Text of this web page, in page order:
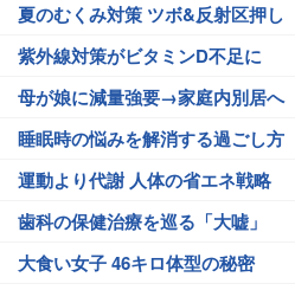
夏のむくみ対策 ツボ&反射区押し
紫外線対策がビタミンD不足に
母が娘に減量強要→家庭内別居へ
睡眠時の悩みを解消する過ごし方
運動より代謝 人体の省エネ戦略
歯科の保健治療を巡る「大嘘」
大食い女子 46キロ体型の秘密